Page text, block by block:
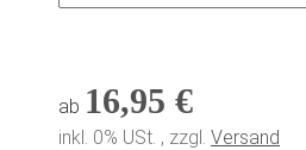
ab 16,95 €
inkl. 0% USt. , zzgl. Versand